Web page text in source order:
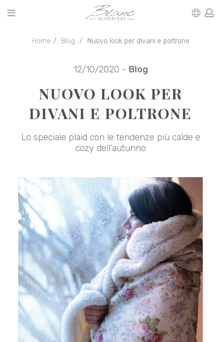
Home Blog Nuovo look per divani e poltrone
12/10/2020 - Blog
NUOVO LOOK PER
DIVANI E POLTRONE
Lo speciale plaid con le tendenze più calde e
cozy dell’autunno